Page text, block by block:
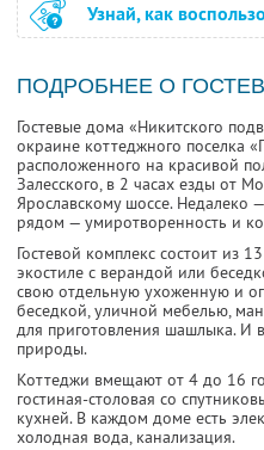
Узнай, как
ПОДРОБНЕЕ О
Гостевые дома «Никитского
окраине коттеджного поселка
расположенного на красивой
Залесского, в 2 часах езды от
Ярославскому шоссе. Недалеко
рядом — умиротворенность и
Гостевой комплекс состоит из
экостиле с верандой или
свою отдельную ухоженную и
беседкой, уличной мебелью,
для приготовления шашлыка. И
природы.
Коттеджи вмещают от 4 до 16
гостиная-столовая со
кухней. В каждом доме есть
холодная вода, канализация.